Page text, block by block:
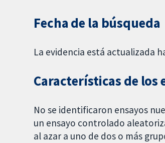
Fecha de la búsqueda
La evidencia está actualizada
Características de los
No se identificaron ensayos
un ensayo controlado
al azar a uno de dos o más